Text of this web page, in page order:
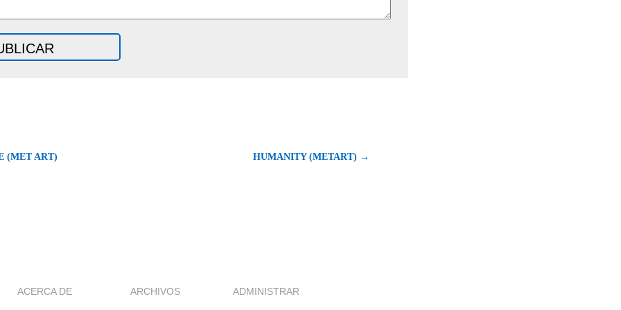
(MET ART) HUMANITY (METART) →
ACERCA DE ARCHIVOS ADMINISTRAR